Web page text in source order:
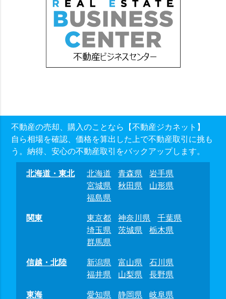
不動産の売却、購入のことなら【不動産ジカネット】
自ら相場を確認、価格を算出した上で不動産取引に挑も
う。納得、安心の不動産取引をバックアップします。
北海道・東北 北海道 青森県
岩手県
宮城県
秋田県
山形県
福島県
関東
東京都 神奈川県
千葉県
埼玉県
茨城県
栃木県
群馬県
信越・北陸
新潟県 富山県
石川県
福井県
山梨県
長野県
東海
愛知県 静岡県 岐阜県